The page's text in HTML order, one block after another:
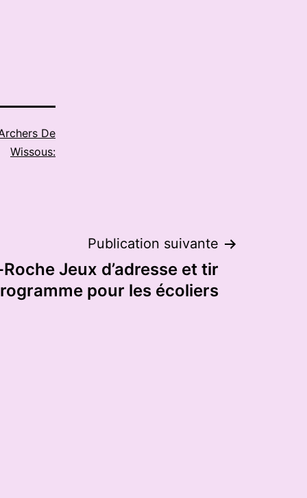
De
Wissous:
Publication suivante
Jeux d’adresse et tir
pour les écoliers